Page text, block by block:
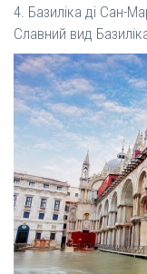
4. Базиліка ді Сан-
Славний вид